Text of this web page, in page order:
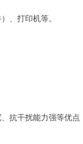
、打印机等。
抗干扰能力强等优点